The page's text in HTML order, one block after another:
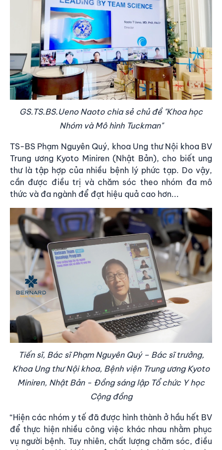
GS.TS.BS.Ueno Naoto chia sẻ chủ đề "Khoa học
Nhóm và Mô hình Tuckman"
TS-BS Phạm Nguyên Quý, khoa Ung thư Nội khoa BV
Trung ương Kyoto Miniren (Nhật Bản), cho biết ung
thư là tập hợp của nhiều bệnh lý phức tạp. Do vậy,
cần được điều trị và chăm sóc theo nhóm đa mô
thức và đa ngành để đạt hiệu quả cao hơn...
Tiến sĩ, Bác sĩ Phạm Nguyên Quý – Bác sĩ trưởng,
Khoa Ung thư Nội khoa, Bệnh viện Trung ương Kyoto
Miniren, Nhật Bản - Đồng sáng lập Tổ chức Y học
Cộng đồng
“Hiện các nhóm y tế đã được hình thành ở hầu hết BV
để thực hiện nhiều công việc khác nhau nhằm phục
vụ người bệnh. Tuy nhiên, chất lượng chăm sóc, điều